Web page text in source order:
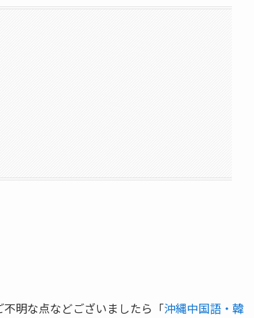
明な点などございましたら「沖縄中国語・韓